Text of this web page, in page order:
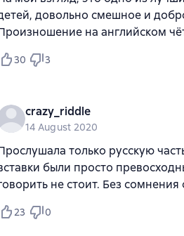
довольно смешное и
на английском
30 3
crazy_riddle
14 August 2020
только русскую
были просто
не стоит. Без сомнения
23 0